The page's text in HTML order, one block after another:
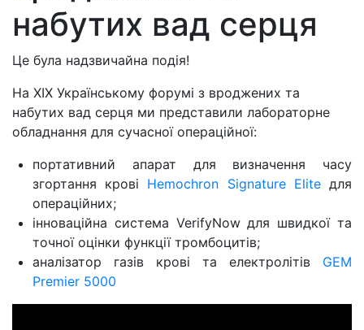
набутих вад серця
Це була надзвичайна подія!
На ХIX Українському форумі з вроджених та
набутих вад серця ми представили лабораторне
обладнання для сучасної операційної:
портативний апарат для визначення часу
згортання крові Hemochron Signature Eliteдля
операційних;
інноваційна система VerifyNow для швидкої та
точної оцінки функції тромбоцитів;
аналізатор газів крові та електролітів GEM
Premier 5000